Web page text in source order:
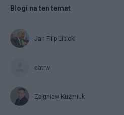
Blogi na ten temat
Jan Filip Libicki
catrw
Zbigniew Kuźmiuk